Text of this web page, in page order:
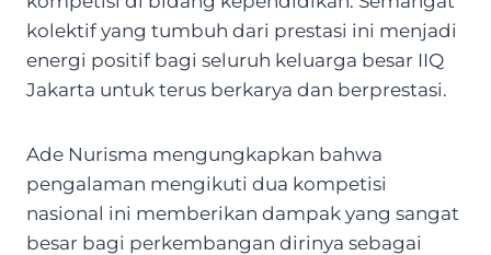
kolektif yang tumbuh dari prestasi ini menjadi
energi positif bagi seluruh keluarga besar IIQ
Jakarta untuk terus berkarya dan berprestasi.
Ade Nurisma mengungkapkan bahwa
pengalaman mengikuti dua kompetisi
nasional ini memberikan dampak yang sangat
besar bagi perkembangan dirinya sebagai